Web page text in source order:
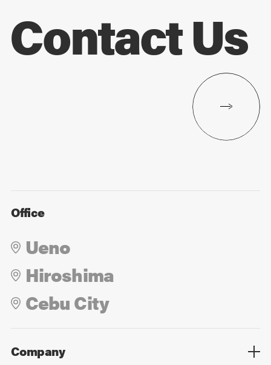
Contact Us
Office
Ueno
Hiroshima
Cebu City
Company